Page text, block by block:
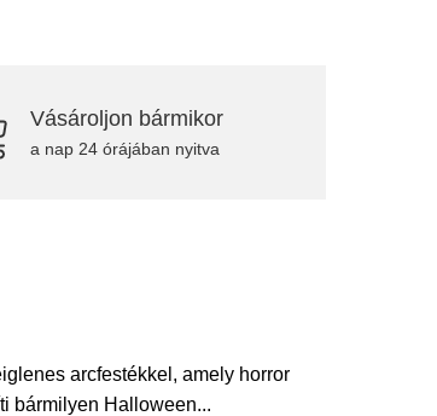
Vásároljon bármikor
a nap 24 órájában nyitva
arcfestékkel, amely horror
bármilyen Halloween...